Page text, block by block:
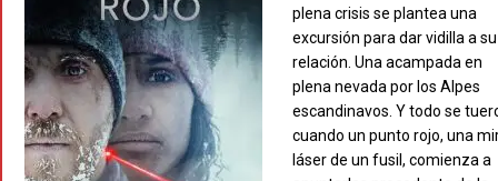
plena crisis se plantea una
excursión para dar vidilla a su
relación. Una acampada en
plena nevada por los Alpes
escandinavos. Y todo se
cuando un punto rojo, una
láser de un fusil, comienza a